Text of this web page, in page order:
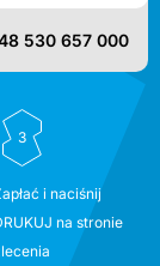
530 657 000
3
i naciśnij
na stronie